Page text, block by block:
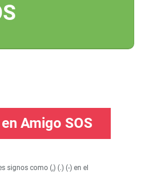
Amigo SOS
signos como (,) (.) (-) en el